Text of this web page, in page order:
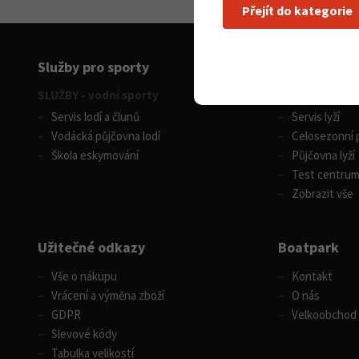
Služby pro sporty
SLUŽBY - vodní sporty
Servis lodí a člunů
Vodácká půjčovna lodí
Škola eskymování
Servis lyží
Celosezonní
Půjčovna lyží
Test
Zobrazit vše
Užitečné odkazy
Vše o nákupu
Vrácení a výměna zboží
GDPR
Slevové kódy
Tabulka velikostí
Boatpark
Kontakt
O nás
Velkoobchod
Přejít do kategorie